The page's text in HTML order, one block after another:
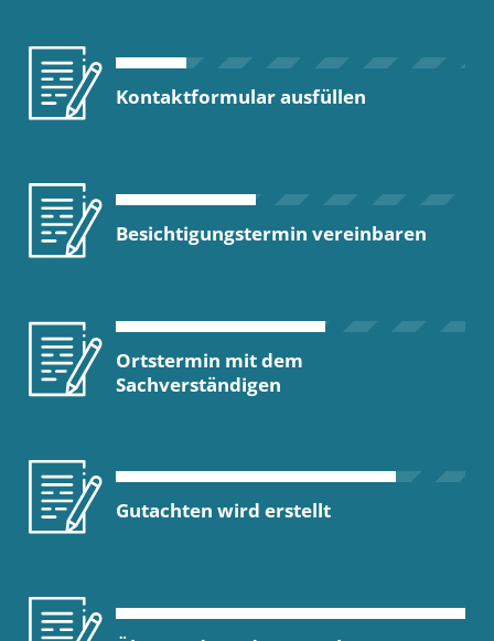
Kontaktformular ausfüllen
Besichtigungstermin vereinbaren
Ortstermin mit dem
Sachverständigen
Gutachten wird erstellt